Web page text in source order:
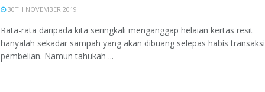
30TH NOVEMBER 2019
Rata-rata daripada kita seringkali menganggap helaian kertas resit
hanyalah sekadar sampah yang akan dibuang selepas habis transaksi
pembelian. Namun tahukah ...